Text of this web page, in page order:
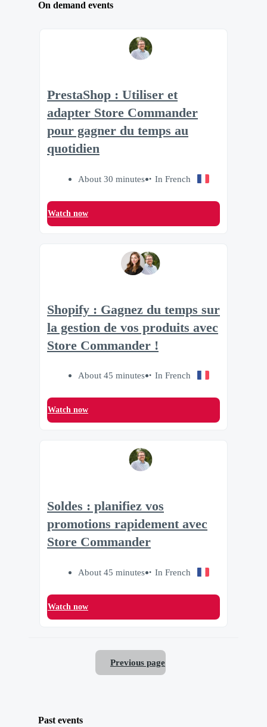
On demand events
PrestaShop : Utiliser et
adapter Store Commander
pour gagner du temps au
quotidien
About 30 minutes In French
Watch now
Shopify : Gagnez du temps sur
la gestion de vos produits avec
Store Commander !
About 45 minutes In French
Watch now
Soldes : planifiez vos
promotions rapidement avec
Store Commander
About 45 minutes In French
Watch now
Previous page
Past events